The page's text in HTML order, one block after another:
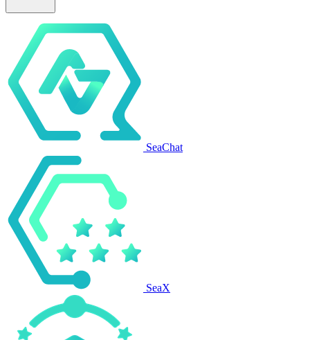
SeaChat
SeaX